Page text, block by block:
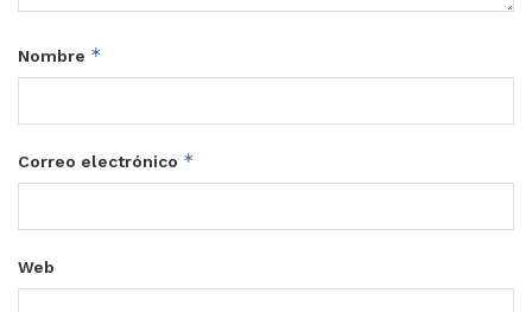
Nombre *
Correo electrónico *
Web